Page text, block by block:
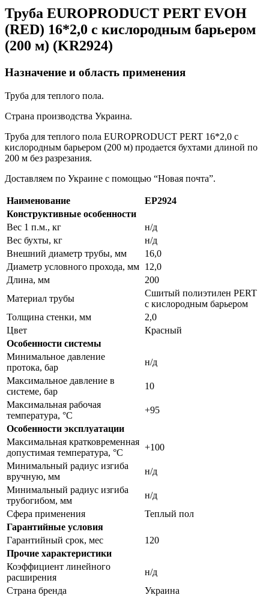
Труба EUROPRODUCT PERT EVOH
(RED) 16*2,0 с кислородным барьером
(200 м) (KR2924)
Назначение и область применения
Труба для теплого пола.
Страна производства Украина.
Труба для теплого пола EUROPRODUCT PERT 16*2,0 с
кислородным барьером (200 м) продается бухтами длиной по
200 м без разрезания.
Доставляем по Украине с помощью “Новая почта”.
Наименование
EP2924
Конструктивные особенности
Вес 1 п.м., кг
н/д
Вес бухты, кг
н/д
Внешний диаметр трубы, мм
16,0
Диаметр условного прохода, мм 12,0
Длина, мм
200
Материал трубы
Сшитый полиэтилен PERT
с кислородным барьером
Толщина стенки, мм
2,0
Цвет
Красный
Особенности системы
Минимальное давление
протока, бар
н/д
Максимальное давление в
системе, бар
10
Максимальная рабочая
температура, °С
+95
Особенности эксплуатации
Максимальная кратковременная
допустимая температура, °С
+100
Минимальный радиус изгиба
вручную, мм
н/д
Минимальный радиус изгиба
трубогибом, мм
н/д
Сфера применения
Теплый пол
Гарантийные условия
Гарантийный срок, мес
120
Прочие характеристики
Коэффициент линейного
расширения
н/д
Страна бренда
Украина